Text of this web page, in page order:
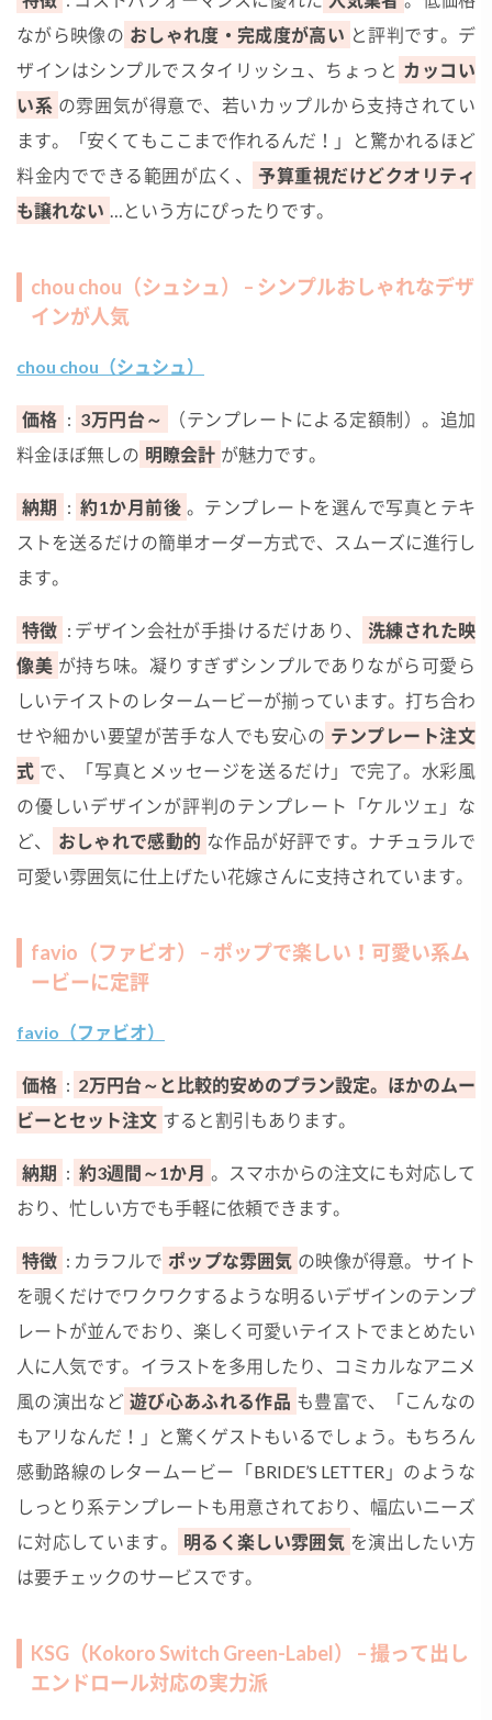
ながら映像の おしゃれ度・完成度が高い と評判です。デ
ザインはシンプルでスタイリッシュ、ちょっと カッコい
い系 の雰囲気が得意で、若いカップルから支持されてい
ます。「安くてもここまで作れるんだ！」と驚かれるほど
料金内でできる範囲が広く、
予算重視だけどクオリティ
も譲れない …という方にぴったりです。
chou chou（シュシュ） – シンプルおしゃれなデザ
インが人気
chou chou（シュシュ）
価格 : 3万円台～
（テンプレートによる定額制）。追加
料金ほぼ無しの 明瞭会計 が魅力です。
納期 : 約1か月前後 。テンプレートを選んで写真とテキ
ストを送るだけの簡単オーダー方式で、スムーズに進行し
ます。
特徴 : デザイン会社が手掛けるだけあり、
洗練された映
像美 が持ち味。凝りすぎずシンプルでありながら可愛ら
しいテイストのレタームービーが揃っています。打ち合わ
せや細かい要望が苦手な人でも安心の テンプレート注文
式 で、「写真とメッセージを送るだけ」で完了。水彩風
の優しいデザインが評判のテンプレート「ケルツェ」な
ど、
おしゃれで感動的 な作品が好評です。ナチュラルで
可愛い雰囲気に仕上げたい花嫁さんに支持されています。
favio（ファビオ） – ポップで楽しい！可愛い系ム
ービーに定評
favio（ファビオ）
価格 : 2万円台～と比較的安めのプラン設定。ほかのムー
ビーとセット注文 すると割引もあります。
納期 : 約3週間～1か月 。スマホからの注文にも対応して
おり、忙しい方でも手軽に依頼できます。
特徴 : カラフルで ポップな雰囲気 の映像が得意。サイト
を覗くだけでワクワクするような明るいデザインのテンプ
レートが並んでおり、楽しく可愛いテイストでまとめたい
人に人気です。イラストを多用したり、コミカルなアニメ
風の演出など 遊び心あふれる作品 も豊富で、「こんなの
もアリなんだ！」と驚くゲストもいるでしょう。もちろん
感動路線のレタームービー「BRIDE’S LETTER」のような
しっとり系テンプレートも用意されており、幅広いニーズ
に対応しています。
明るく楽しい雰囲気 を演出したい方
は要チェックのサービスです。
KSG（Kokoro Switch Green-Label） – 撮って出し
エンドロール対応の実力派